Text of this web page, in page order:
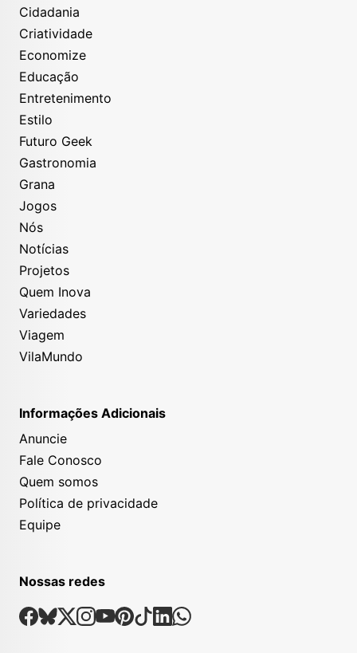
Cidadania
Criatividade
Economize
Educação
Entretenimento
Estilo
Futuro Geek
Gastronomia
Grana
Jogos
Nós
Notícias
Projetos
Quem Inova
Variedades
Viagem
VilaMundo
Informações Adicionais
Anuncie
Fale Conosco
Quem somos
Política de privacidade
Equipe
Nossas redes
Nossas Redes Sociais
Facebook
Bsky
X Instagram
Youtube
Pinterest
TiktokLinkedin
Whatsapp